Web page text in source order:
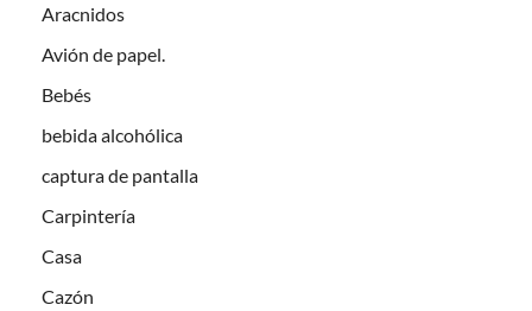
Aracnidos
Avión de papel.
Bebés
bebida alcohólica
captura de pantalla
Carpintería
Casa
Cazón